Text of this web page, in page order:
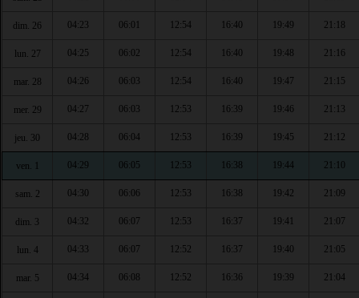
dim. 26 04:23 06:01 12:54 16:40 19:49 21:18
lun. 27 04:25 06:02 12:54 16:40 19:48 21:16
mar. 28 04:26 06:03 12:54 16:40 19:47 21:15
mer. 29 04:27 06:03 12:53 16:39 19:46 21:13
jeu. 30 04:28 06:04 12:53 16:39 19:45 21:12
ven. 1 04:29 06:05 12:53 16:38 19:44 21:10
sam. 2 04:30 06:06 12:53 16:38 19:42 21:09
dim. 3 04:32 06:07 12:53 16:37 19:41 21:07
lun. 4 04:33 06:07 12:52 16:37 19:40 21:05
mar. 5 04:34 06:08 12:52 16:36 19:39 21:04